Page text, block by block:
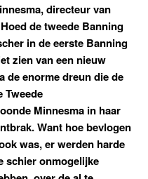
directeur van
de tweede Banning
in de eerste Banning
zien van een nieuw
de enorme dreun die de
Tweede
Minnesma in haar
Want hoe bevlogen
was, er werden harde
schier onmogelijke